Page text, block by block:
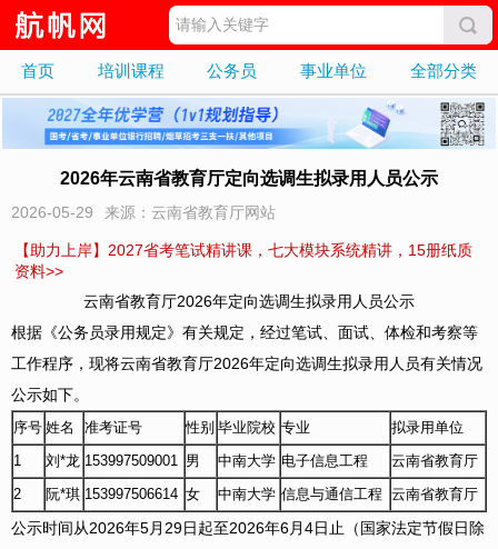
首页 培训课程 公务员 事业单位 全部分类
2026年云南省教育厅定向选调生拟录用人员公示
2026-05-29 来源：云南省教育厅网站
【助力上岸】2027省考笔试精讲课，七大模块系统精讲，15册纸质
资料>>
云南省教育厅2026年定向选调生拟录用人员公示
根据《公务员录用规定》有关规定，经过笔试、面试、体检和考察等
工作程序，现将云南省教育厅2026年定向选调生拟录用人员有关情况
公示如下。
序号 姓名 准考证号 性别 毕业院校 专业
拟录用单位
1
刘*龙 153997509001 男 中南大学 电子信息工程
云南省教育厅
2
阮*琪 153997506614 女 中南大学 信息与通信工程 云南省教育厅
公示时间从2026年5月29日起至2026年6月4日止（国家法定节假日除